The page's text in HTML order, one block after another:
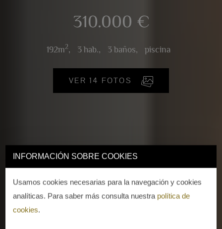
INFORMACIÓN SOBRE COOKIES
Usamos cookies necesarias para la navegación y cookies
analíticas. Para saber más consulta nuestra política de
cookies.
310.000 €
192m2, 3 hab., 3 baños, piscina
VER 14 FOTOS